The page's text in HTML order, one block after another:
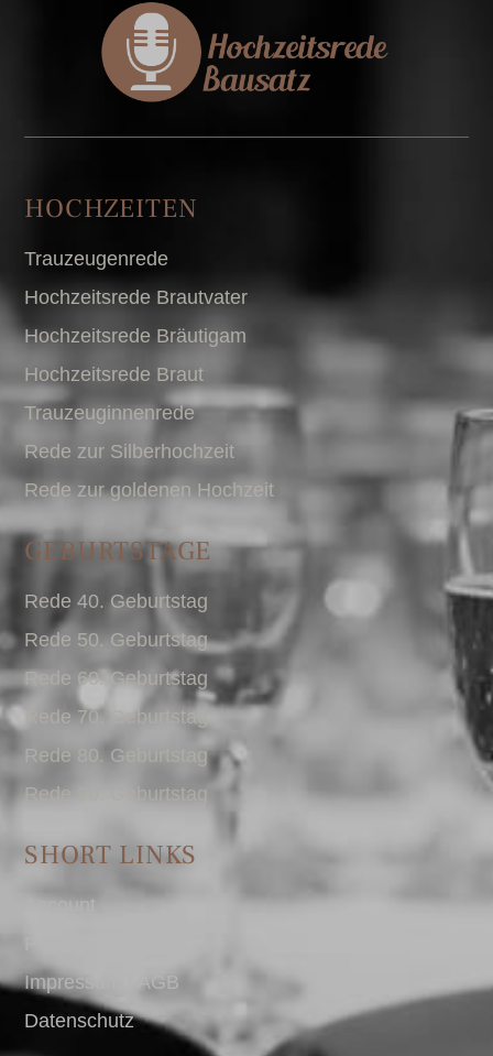
HOCHZEITEN
Trauzeugenrede
Hochzeitsrede Brautvater
Hochzeitsrede Bräutigam
Hochzeitsrede Braut
Trauzeuginnenrede
Rede zur Silberhochzeit
Rede zur goldenen Hochzeit
GEBURTSTAGE
Rede 40. Geburtstag
Rede 50. Geburtstag
Rede 60. Geburtstag
Rede 70. Geburtstag
Rede 80. Geburtstag
Rede 90. Geburtstag
SHORT LINKS
Account
Impressum I AGB
Datenschutz